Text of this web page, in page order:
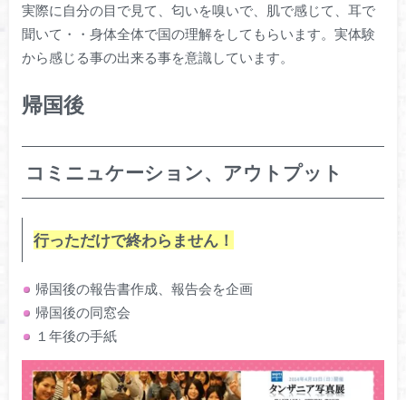
実際に自分の目で見て、匂いを嗅いで、肌で感じて、耳で
聞いて・・身体全体で国の理解をしてもらいます。実体験
から感じる事の出来る事を意識しています。
帰国後
コミニュケーション、アウトプット
行っただけで終わらません！
帰国後の報告書作成、報告会を企画
帰国後の同窓会
１年後の手紙